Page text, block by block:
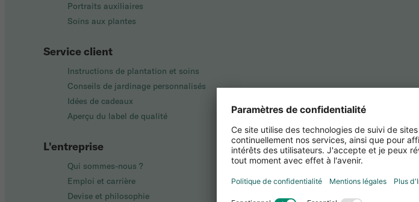
Portraits auxiliaires
Soins aux plantes
Service client
Instructions de plantation et soins
Conseils de jardinage personnalisés
Idées de cadeaux
Aperçu du label de qualité
L'entreprise
Qui sommes-nous ?
Emploi et carrière
Devise et philosophie